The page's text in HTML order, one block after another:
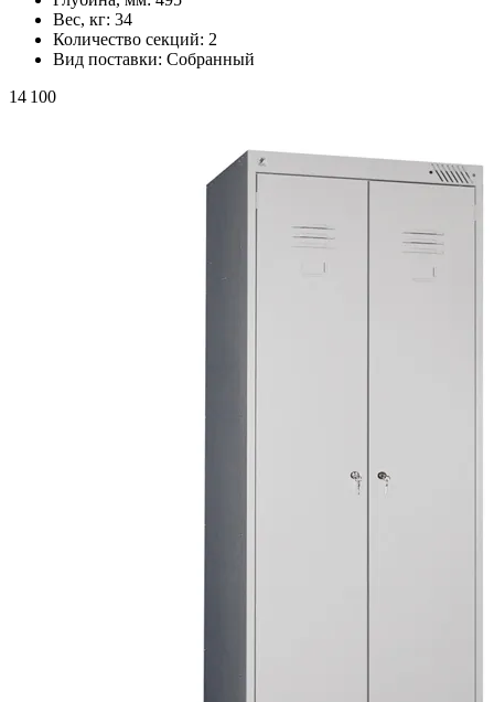
Вес, кг: 34
Количество секций: 2
Вид поставки: Собранный
14 100